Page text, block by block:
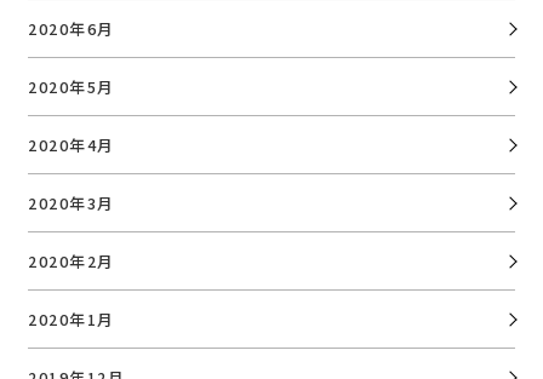
2020年6月
2020年5月
2020年4月
2020年3月
2020年2月
2020年1月